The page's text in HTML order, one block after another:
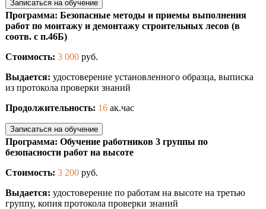
Записаться на обучение
Программа: Безопасные методы и приемы выполнения
работ по монтажу и демонтажу строительных лесов (в
соотв. с п.46Б)
Стоимость: 3 000 руб.
Выдается: удостоверение установленного образца, выписка
из протокола проверки знаний
Продолжительность: 16 ак.час
Записаться на обучение
Программа: Обучение работников 3 группы по
безопасности работ на высоте
Стоимость: 3 200 руб.
Выдается: удостоверение по работам на высоте на третью
группу, копия протокола проверки знаний